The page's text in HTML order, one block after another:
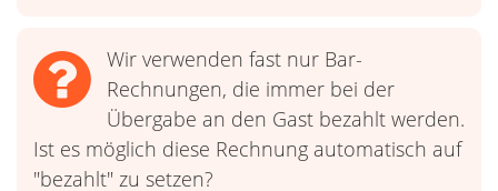
Wir verwenden fast nur Bar-
Rechnungen, die immer bei der
Übergabe an den Gast bezahlt werden.
Ist es möglich diese Rechnung automatisch auf
"bezahlt" zu setzen?